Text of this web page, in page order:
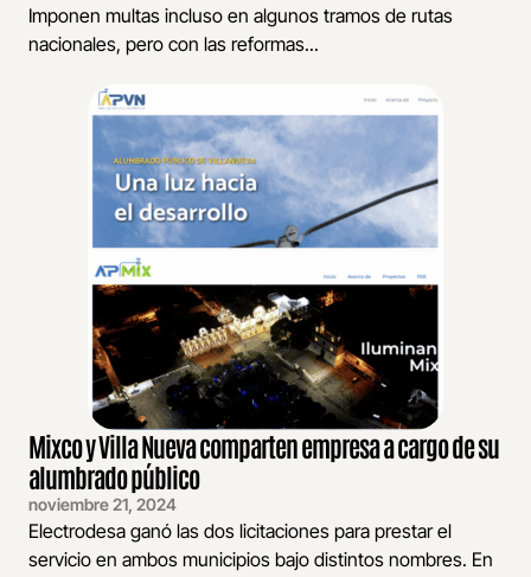
Imponen multas incluso en algunos tramos de rutas
nacionales, pero con las reformas...
Mixco y Villa Nueva comparten empresa a cargo de su
alumbrado público
noviembre 21, 2024
Electrodesa ganó las dos licitaciones para prestar el
servicio en ambos municipios bajo distintos nombres. En